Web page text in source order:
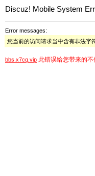
Discuz! Mobile System
Error messages:
您当前的访问请求当中含有非法字
bbs.x7cq.vip 此错误给您带来的